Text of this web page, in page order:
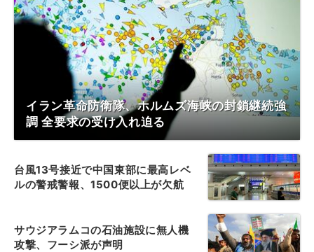
イラン革命防衛隊、ホルムズ海峡の封鎖継続強
調 全要求の受け入れ迫る
台風13号接近で中国東部に最高レベ
ルの警戒警報、1500便以上が欠航
サウジアラムコの石油施設に無人機
攻撃、フーシ派が声明